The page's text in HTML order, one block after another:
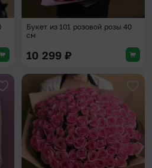
Букет из 101 розовой розы 40
см
10 299 ₽
Добавить в избранное